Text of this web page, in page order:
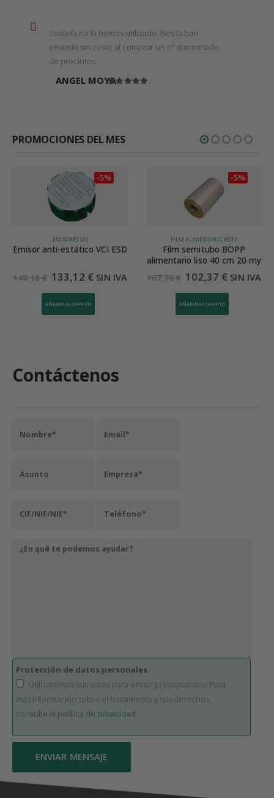
Todavía no la hemos utilizado. Nos la han
enviado sin coste al comprar un nº dterminado
de precintos.
ANGEL MOYA
PROMOCIONES DEL MES
EMISORES VCI
Emisor anti-estático VCI ESD
140,16€ 133,12 € SIN IVA
-5%
AÑADIR AL CARRITO
FILM ALIMENTARIO BOPP
Film semitubo BOPP
alimentario liso 40 cm 20 my
107,76€ 102,37 € SIN IVA
-5%
AÑADIR AL CARRITO
Contáctenos
Protección de datos personales
Utilizaremos sus datos para enviar presupuestos. Para
más información sobre el tratamiento y sus derechos,
consulte la política de privacidad